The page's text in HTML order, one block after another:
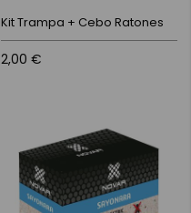
Kit Trampa + Cebo Ratones
2,00 €